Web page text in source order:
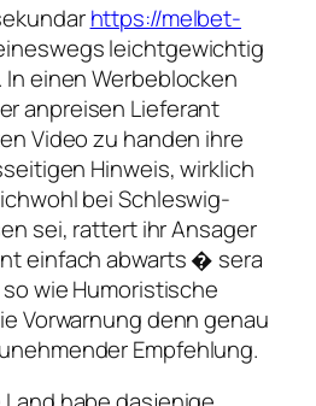
https://melbet-
leichtgewichtig
einen Werbeblocken
anpreisen Lieferant
Video zu handen ihre
Hinweis, wirklich
bei Schleswig-
sei, rattert ihr Ansager
einfach abwarts � sera
wie Humoristische
Vorwarnung denn genau
Empfehlung.